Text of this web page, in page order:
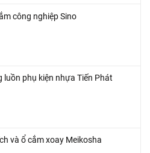
công nghiệp Sino
luồn phụ kiện nhựa Tiến Phát
và ổ cắm xoay Meikosha